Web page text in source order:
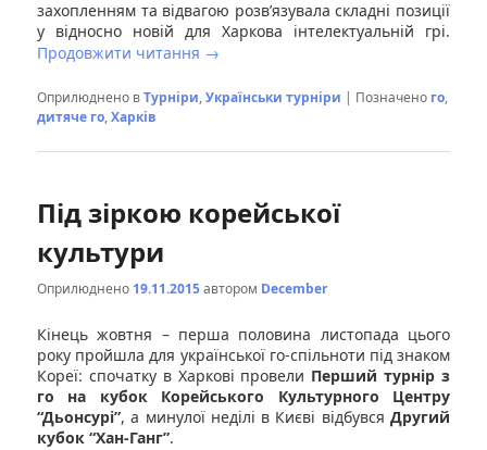
захопленням та відвагою розв’язувала складні позиції
у відносно новій для Харкова інтелектуальній грі.
Продовжити читання →
Оприлюднено вТурніри,Українськи турніри | Позначено го,
дитяче го,Харків
Під зіркою корейської
культури
Оприлюднено 19.11.2015автором December
Кінець жовтня – перша половина листопада цього
року пройшла для української го-спільноти під знаком
Кореї: спочатку в Харкові провели Перший турнір з
го на кубок Корейського Культурного Центру
“Дьонсурі”, а минулої неділі в Києві відбувся Другий
кубок “Хан-Ганг”.